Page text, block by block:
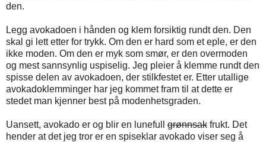
den.
Legg avokadoen i hånden og klem forsiktig rundt den. Den
skal gi lett etter for trykk. Om den er hard som et eple, er den
ikke moden. Om den er myk som smør, er den overmoden
og mest sannsynlig uspiselig. Jeg pleier å klemme rundt den
spisse delen av avokadoen, der stilkfestet er. Etter utallige
avokadoklemminger har jeg kommet fram til at dette er
stedet man kjenner best på modenhetsgraden.
Uansett, avokado er og blir en lunefull grønnsak frukt. Det
hender at det jeg tror er en spiseklar avokado viser seg å